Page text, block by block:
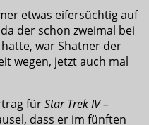
etwas eifersüchtig auf
der schon zweimal bei
war Shatner der
wegen, jetzt auch mal
fürStar Trek IV –
dass er im fünften